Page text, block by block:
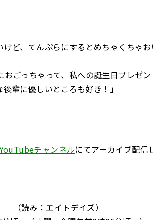
けど、てんぷらにするとめちゃくちゃお
おごっちゃって、私への誕生日プレゼ
輩に優しいところも好き！」
チャンネルにてアーカイブ配信
（読み：エイトデイズ）